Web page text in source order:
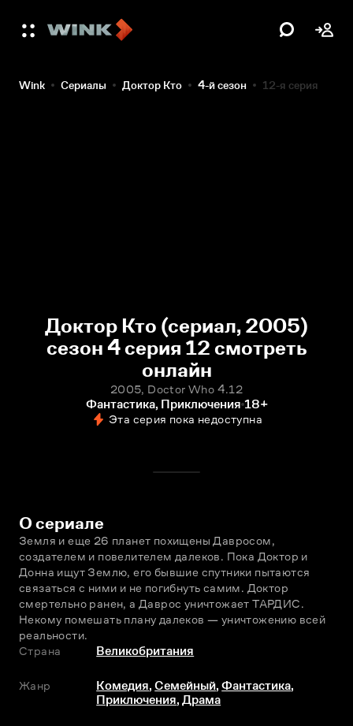
Wink Сериалы Доктор Кто 4-й сезон 12-я серия
Доктор Кто (сериал, 2005)
сезон 4 серия 12 смотреть
онлайн
2005, Doctor Who 4.12
Фантастика, Приключения 18+
Эта серия пока недоступна
О сериале
Земля и ещe 26 планет похищены Давросом,
создателем и повелителем далеков. Пока Доктор и
Донна ищут Землю, его бывшие спутники пытаются
связаться с ними и не погибнуть самим. Доктор
смертельно ранен, а Даврос уничтожает ТАРДИС.
Некому помешать плану далеков — уничтожению всей
реальности.
Страна
Великобритания
Жанр Комедия,Семейный,Фантастика,
Приключения,Драма